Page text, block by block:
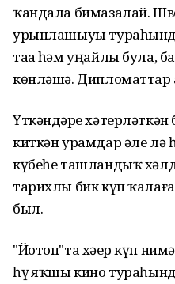
ҡандала бимазалай.
урынлашыуы
таҙа һәм уңайлы була,
көнләшә. Дипломаттар
Үткәндәрҙе хәтерләткән
киткән урамдар әле лә
күбеһе ташландыҡ
тарихлы бик күп
был.
"Йотоп"та хәҙер күп
һүҙ яҡшы кино